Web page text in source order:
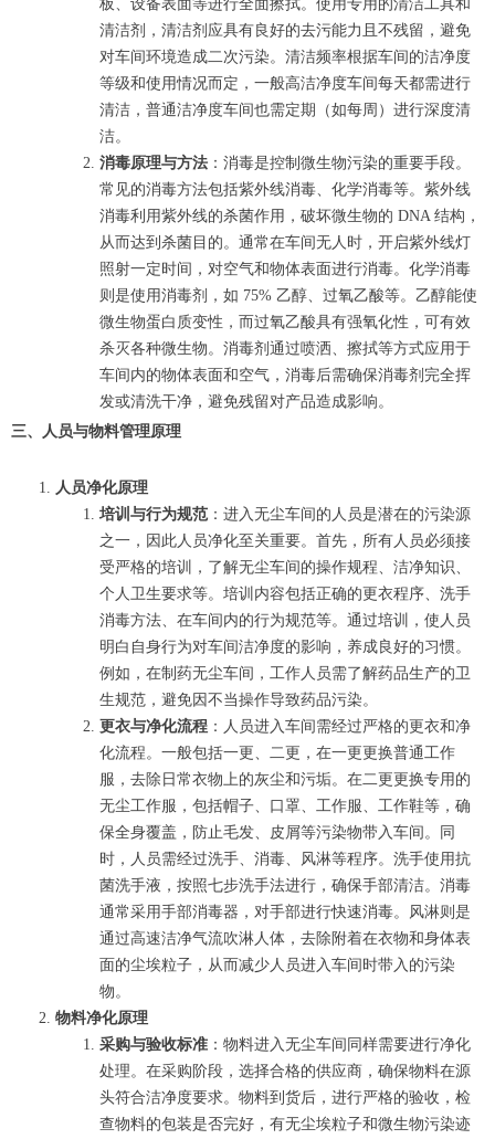
板、设备表面等进行全面擦拭。使用专用的清洁工具和
清洁剂，清洁剂应具有良好的去污能力且不残留，避免
对车间环境造成二次污染。清洁频率根据车间的洁净度
等级和使用情况而定，一般高洁净度车间每天都需进行
清洁，普通洁净度车间也需定期（如每周）进行深度清
洁。
消毒原理与方法 ：消毒是控制微生物污染的重要手段。
常见的消毒方法包括紫外线消毒、化学消毒等。紫外线
消毒利用紫外线的杀菌作用，破坏微生物的 DNA 结构，
从而达到杀菌目的。通常在车间无人时，开启紫外线灯
照射一定时间，对空气和物体表面进行消毒。化学消毒
则是使用消毒剂，如 75% 乙醇、过氧乙酸等。乙醇能使
微生物蛋白质变性，而过氧乙酸具有强氧化性，可有效
杀灭各种微生物。消毒剂通过喷洒、擦拭等方式应用于
车间内的物体表面和空气，消毒后需确保消毒剂完全挥
发或清洗干净，避免残留对产品造成影响。
三、人员与物料管理原理
人员净化原理
培训与行为规范 ：进入无尘车间的人员是潜在的污染源
之一，因此人员净化至关重要。首先，所有人员必须接
受严格的培训，了解无尘车间的操作规程、洁净知识、
个人卫生要求等。培训内容包括正确的更衣程序、洗手
消毒方法、在车间内的行为规范等。通过培训，使人员
明白自身行为对车间洁净度的影响，养成良好的习惯。
例如，在制药无尘车间，工作人员需了解药品生产的卫
生规范，避免因不当操作导致药品污染。
更衣与净化流程 ：人员进入车间需经过严格的更衣和净
化流程。一般包括一更、二更，在一更更换普通工作
服，去除日常衣物上的灰尘和污垢。在二更更换专用的
无尘工作服，包括帽子、口罩、工作服、工作鞋等，确
保全身覆盖，防止毛发、皮屑等污染物带入车间。同
时，人员需经过洗手、消毒、风淋等程序。洗手使用抗
菌洗手液，按照七步洗手法进行，确保手部清洁。消毒
通常采用手部消毒器，对手部进行快速消毒。风淋则是
通过高速洁净气流吹淋人体，去除附着在衣物和身体表
面的尘埃粒子，从而减少人员进入车间时带入的污染
物。
物料净化原理
采购与验收标准 ：物料进入无尘车间同样需要进行净化
处理。在采购阶段，选择合格的供应商，确保物料在源
头符合洁净度要求。物料到货后，进行严格的验收，检
查物料的包装是否完好，有无尘埃粒子和微生物污染迹